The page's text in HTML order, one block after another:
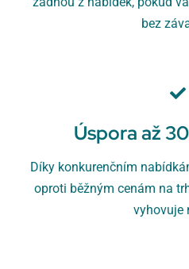
bez
Úspora až
Díky konkurenčním
oproti běžným cenám na
vyhovuje